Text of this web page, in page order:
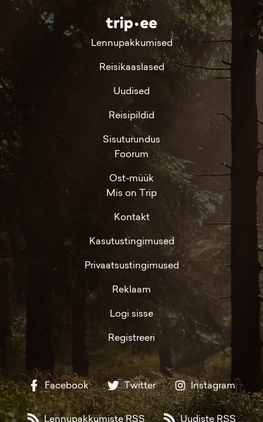
Lennupakkumised
Reisikaaslased
Uudised
Reisipildid
Sisuturundus
Foorum
Ost-müük
Mis on Trip
Kontakt
Kasutustingimused
Privaatsustingimused
Reklaam
Logi sisse
Registreeri
Facebook Twitter Instagram
Lennupakkumiste RSS Uudiste RSS